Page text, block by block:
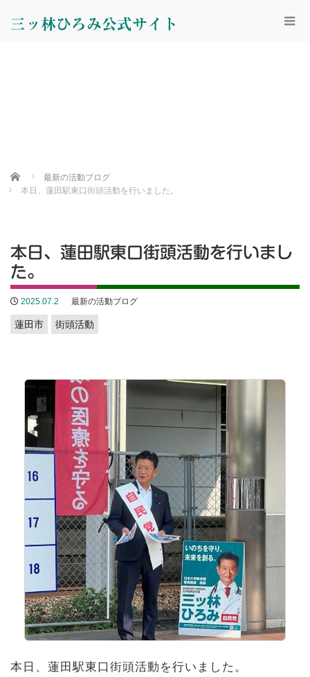
三ッ林ひろみ公式サイト
Home
最新の活動ブログ
本日、蓮田駅東口街頭活動を行いました。
本日、蓮田駅東口街頭活動を行いまし
た。
2025.07.2 最新の活動ブログ
蓮田市 街頭活動
本日、蓮田駅東口街頭活動を行いました。